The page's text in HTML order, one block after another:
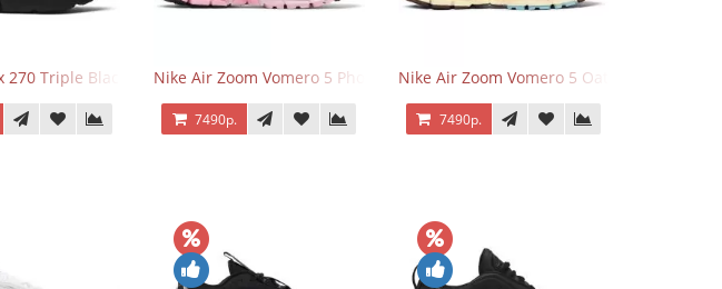
Triple Black Nike Air Zoom Vomero 5 Photon Dust Pink Foam
7490р.
Nike Air Zoom Vomero 5 Oatmeal
7490р.